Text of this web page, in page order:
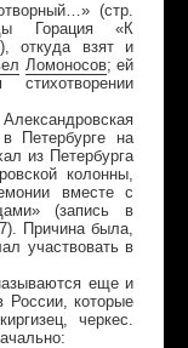
(стр.
Горация «К
откуда взят и
Ломоносов; ей
Петербурге на
из Петербурга
колонны,
вместе с
(запись в
Причина была,
участвовать в
еще и
России, которые
черкес.